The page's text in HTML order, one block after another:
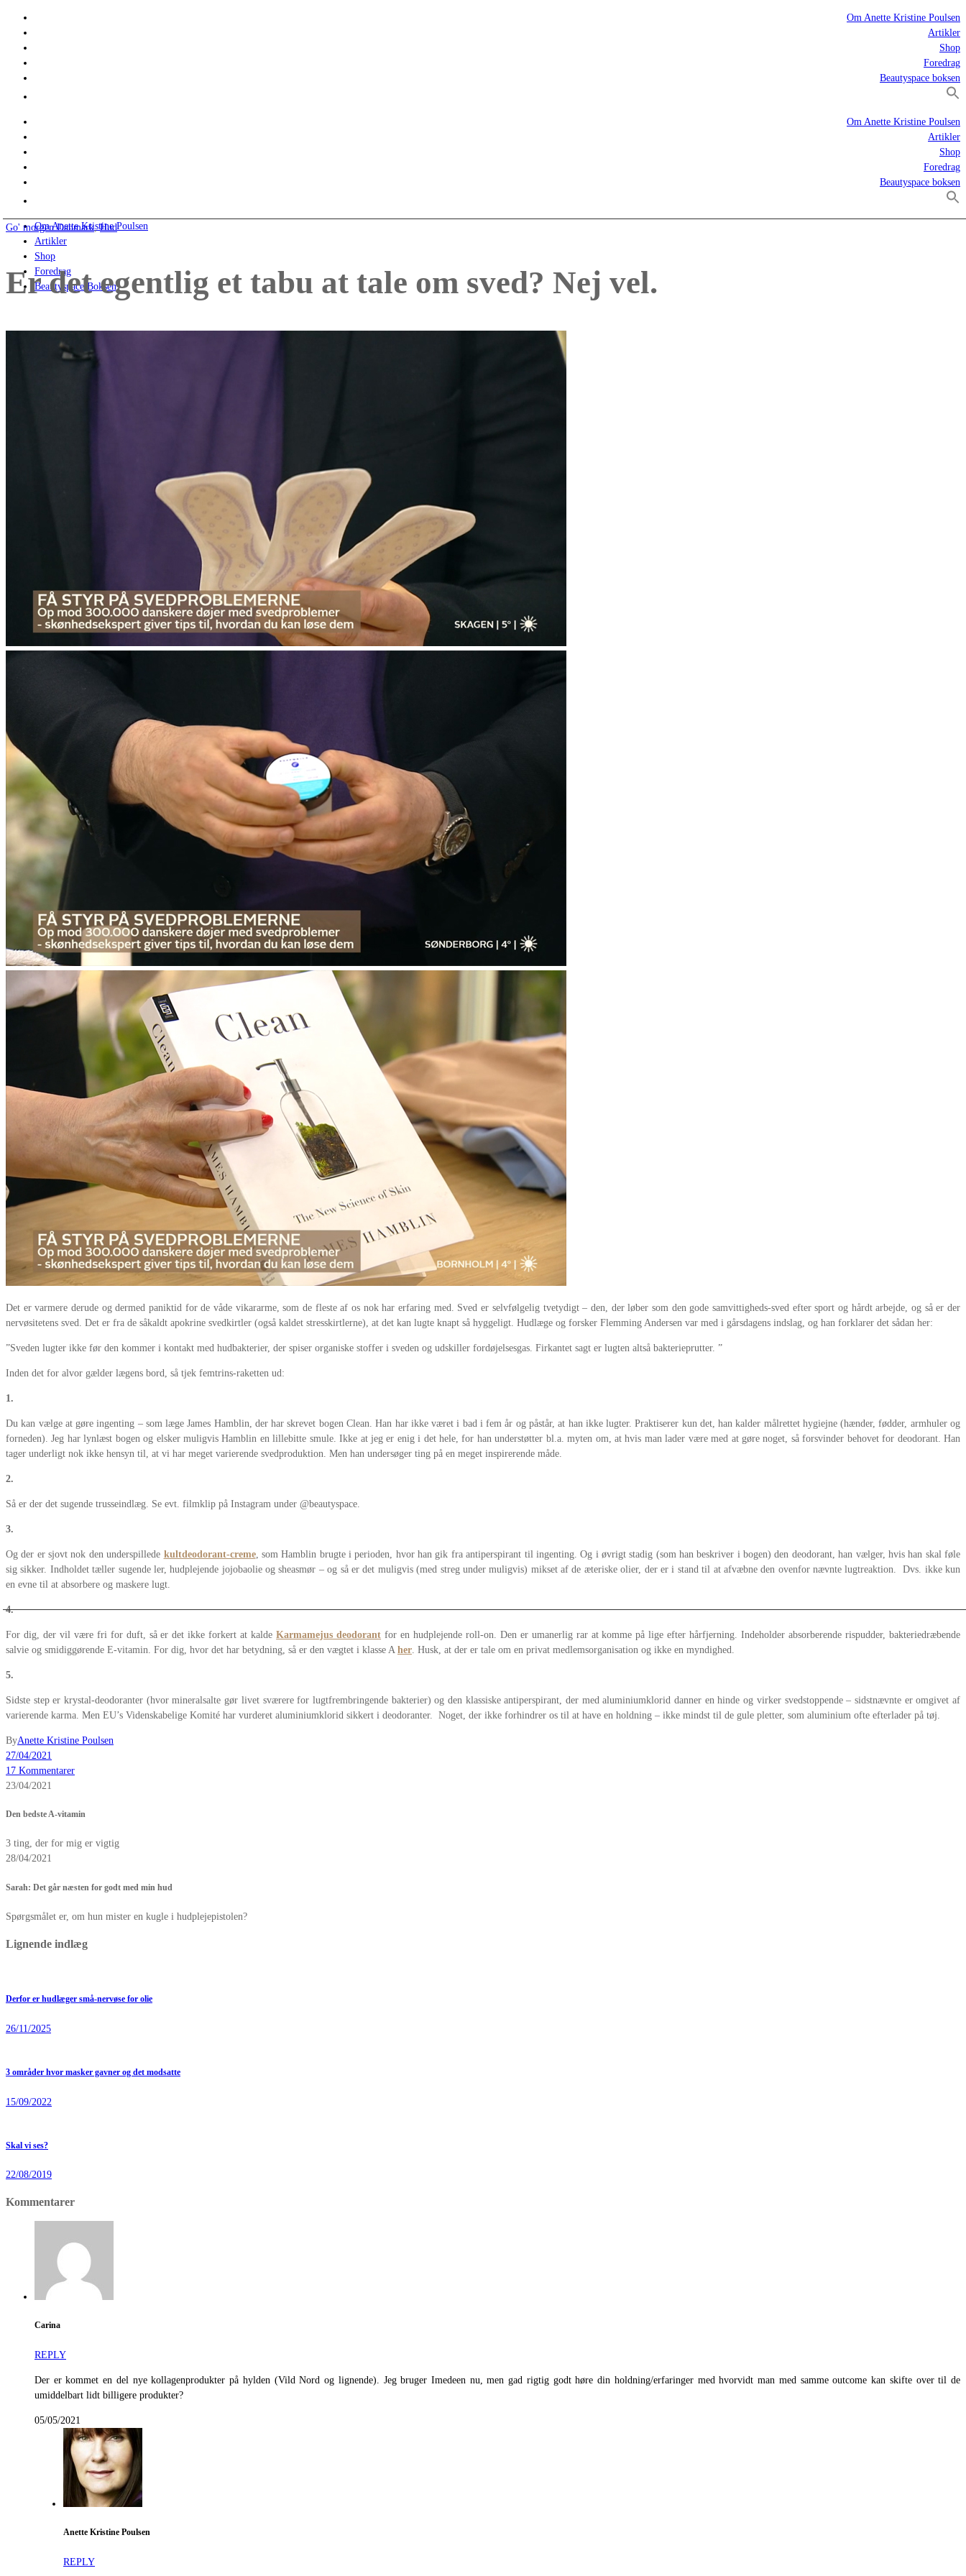
Om Anette Kristine Poulsen
Artikler
Shop
Foredrag
Beautyspace boksen
Om Anette Kristine Poulsen
Artikler
Shop
Foredrag
Beautyspace boksen
Om Anette Kristine Poulsen
Artikler
Shop
Foredrag
Beautyspace Boksen
Go' morgen Danmark,Hud
Er det egentlig et tabu at tale om sved? Nej vel.
Det er varmere derude og dermed paniktid for de våde vikararme, som de fleste af os nok har erfaring med. Sved er selvfølgelig tvetydigt – den, der løber som den gode samvittigheds-sved efter sport og hårdt arbejde, og så er der
nervøsitetens sved. Det er fra de såkaldt apokrine svedkirtler (også kaldet stresskirtlerne), at det kan lugte knapt så hyggeligt. Hudlæge og forsker Flemming Andersen var med i gårsdagens indslag, og han forklarer det sådan her:
”Sveden lugter ikke før den kommer i kontakt med hudbakterier, der spiser organiske stoffer i sveden og udskiller fordøjelsesgas. Firkantet sagt er lugten altså bakterieprutter. ”
Inden det for alvor gælder lægens bord, så tjek femtrins-raketten ud:
1.
Du kan vælge at gøre ingenting – som læge James Hamblin, der har skrevet bogen Clean. Han har ikke været i bad i fem år og påstår, at han ikke lugter. Praktiserer kun det, han kalder målrettet hygiejne (hænder, fødder, armhuler og
forneden). Jeg har lynlæst bogen og elsker muligvis Hamblin en lillebitte smule. Ikke at jeg er enig i det hele, for han understøtter bl.a. myten om, at hvis man lader være med at gøre noget, så forsvinder behovet for deodorant. Han
tager underligt nok ikke hensyn til, at vi har meget varierende svedproduktion. Men han undersøger ting på en meget inspirerende måde.
2.
Så er der det sugende trusseindlæg. Se evt. filmklip på Instagram under @beautyspace.
3.
Og der er sjovt nok den underspillede kultdeodorant-creme, som Hamblin brugte i perioden, hvor han gik fra antiperspirant til ingenting. Og i øvrigt stadig (som han beskriver i bogen) den deodorant, han vælger, hvis han skal føle
sig sikker. Indholdet tæller sugende ler, hudplejende jojobaolie og sheasmør – og så er det muligvis (med streg under muligvis) mikset af de æteriske olier, der er i stand til at afvæbne den ovenfor nævnte lugtreaktion. Dvs. ikke kun
en evne til at absorbere og maskere lugt.
4.
For dig, der vil være fri for duft, så er det ikke forkert at kaldeKarmamejus deodorant for en hudplejende roll-on. Den er umanerlig rar at komme på lige efter hårfjerning. Indeholder absorberende rispudder, bakteriedræbende
salvie og smidiggørende E-vitamin. For dig, hvor det har betydning, så er den vægtet i klasse A her . Husk, at der er tale om en privat medlemsorganisation og ikke en myndighed.
5.
Sidste step er krystal-deodoranter (hvor mineralsalte gør livet sværere for lugtfrembringende bakterier) og den klassiske antiperspirant, der med aluminiumklorid danner en hinde og virker svedstoppende – sidstnævnte er omgivet af
varierende karma. Men EU’s Videnskabelige Komité har vurderet aluminiumklorid sikkert i deodoranter. Noget, der ikke forhindrer os til at have en holdning – ikke mindst til de gule pletter, som aluminium ofte efterlader på tøj.
ByAnette Kristine Poulsen
27/04/2021
17 Kommentarer
23/04/2021
Den bedste A-vitamin
3 ting, der for mig er vigtig
28/04/2021
Sarah: Det går næsten for godt med min hud
Spørgsmålet er, om hun mister en kugle i hudplejepistolen?
Lignende indlæg
Derfor er hudlæger små-nervøse for olie
26/11/2025
3 områder hvor masker gavner og det modsatte
15/09/2022
Skal vi ses?
22/08/2019
Kommentarer
Carina
REPLY
Der er kommet en del nye kollagenprodukter på hylden (Vild Nord og lignende). Jeg bruger Imedeen nu, men gad rigtig godt høre din holdning/erfaringer med hvorvidt man med samme outcome kan skifte over til de
umiddelbart lidt billigere produkter?
05/05/2021
Anette Kristine Poulsen
REPLY